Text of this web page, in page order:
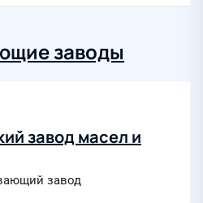
заводы
завод масел и
завод